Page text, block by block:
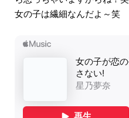
女の子は繊細なんだよ～笑